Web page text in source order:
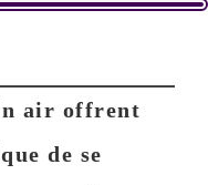
air offrent
de se